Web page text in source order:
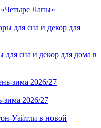
«Четыре Лапы»
для сна и декор для дома в
зима 2026/27